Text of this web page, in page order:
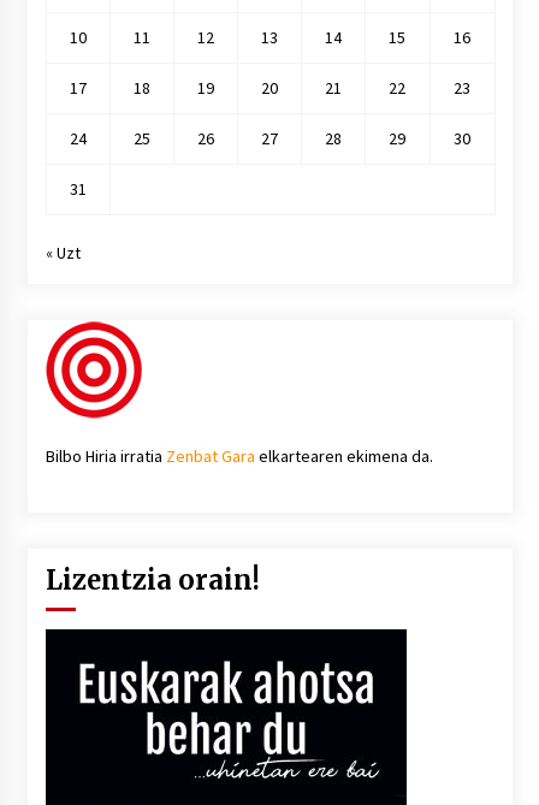
10 11 12 13 14 15 16
17 18 19 20 21 22 23
24 25 26 27 28 29 30
31
« Uzt
Bilbo Hiria irratia Zenbat Gara elkartearen ekimena da.
Lizentzia orain!